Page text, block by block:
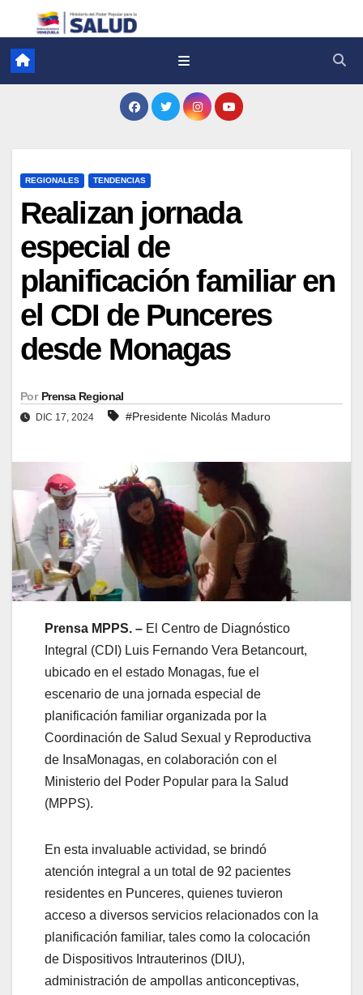
REGIONALES TENDENCIAS
Realizan jornada
especial de
planificación familiar en
el CDI de Punceres
desde Monagas
Por Prensa Regional
DIC 17, 2024 #Presidente Nicolás Maduro
Prensa MPPS. – El Centro de Diagnóstico
Integral (CDI) Luis Fernando Vera Betancourt,
ubicado en el estado Monagas, fue el
escenario de una jornada especial de
planificación familiar organizada por la
Coordinación de Salud Sexual y Reproductiva
de InsaMonagas, en colaboración con el
Ministerio del Poder Popular para la Salud
(MPPS).
En esta invaluable actividad, se brindó
atención integral a un total de 92 pacientes
residentes en Punceres, quienes tuvieron
acceso a diversos servicios relacionados con la
planificación familiar, tales como la colocación
de Dispositivos Intrauterinos (DIU),
administración de ampollas anticonceptivas,